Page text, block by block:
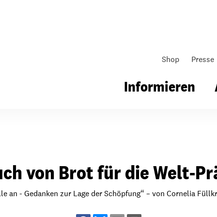
Shop Presse
Informieren
Wo wir arbeiten
Wie wir arbeiten
für Schule & Jugend
für Schule & Jugend
Kollekten
Gemeindematerial
von Brot für die Welt-
an - Gedanken zur Lage der Schöpfung“ – von Cornelia